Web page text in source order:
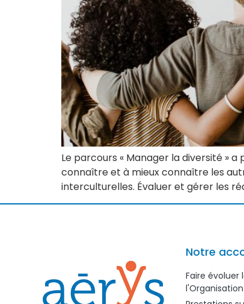
Le parcours « Manager la diversité »
connaître et à mieux connaître les
interculturelles. Évaluer et gérer les
Notre
Faire
l'Organisation